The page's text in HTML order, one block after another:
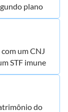
plano
um CNJ
STF imune
do